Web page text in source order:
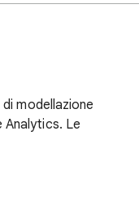
modellazione
Le